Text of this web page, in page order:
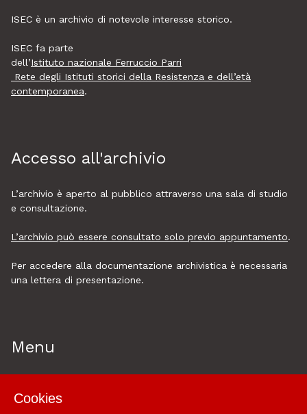
ISEC è un archivio di notevole interesse storico.
ISEC fa parte
dell’Istituto nazionale Ferruccio Parri
Rete degli Istituti storici della Resistenza e dell’età
contemporanea.
Accesso all'archivio
L’archivio è aperto al pubblico attraverso una sala di studio
e consultazione.
L’archivio può essere consultato solo previo appuntamento.
Per accedere alla documentazione archivistica è necessaria
una lettera di presentazione.
Menu
Esplora
Cookies